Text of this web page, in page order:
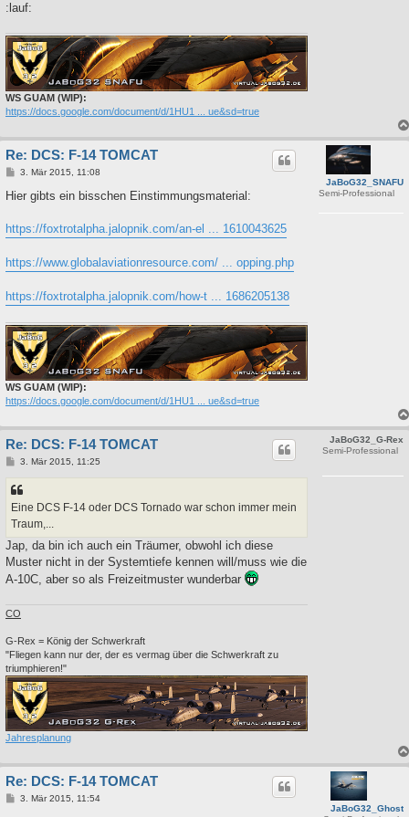
:lauf:
WS GUAM (WIP):
https://docs.google.com/document/d/1HU1 ... ue&sd=true
JaBoG32_SNAFU
Semi-Professional
Re: DCS: F-14 TOMCAT
B
i
a
g
3. Mär 2015, 11:08
Hier gibts ein bisschen Einstimmungsmaterial:
https://foxtrotalpha.jalopnik.com/an-el ... 1610043625
https://www.globalaviationresource.com/ ... opping.php
https://foxtrotalpha.jalopnik.com/how-t ... 1686205138
WS GUAM (WIP):
https://docs.google.com/document/d/1HU1 ... ue&sd=true
JaBoG32_G-Rex
Semi-Professional
Re: DCS: F-14 TOMCAT
B
t
r
g
3. Mär 2015, 11:25
Eine DCS F-14 oder DCS Tornado war schon immer mein
Traum,...
Jap, da bin ich auch ein Träumer, obwohl ich diese
Muster nicht in der Systemtiefe kennen will/muss wie die
A-10C, aber so als Freizeitmuster wunderbar
CO
G-Rex = König der Schwerkraft
"Fliegen kann nur der, der es vermag über die Schwerkraft zu
triumphieren!"
Jahresplanung
JaBoG32_Ghost
Re: DCS: F-14 TOMCAT
B3. Mär 2015, 11:54